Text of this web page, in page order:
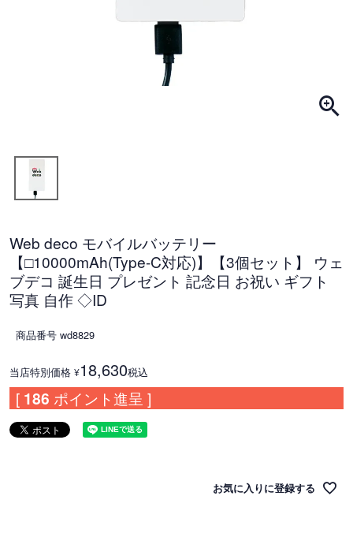
Web deco モバイルバッテリー
【□10000mAh(Type-C対応)】【3個セット】 ウェ
ブデコ 誕生日 プレゼント 記念日 お祝い ギフト
写真 自作 ◇ID
商品番号 wd8829
当店特別価格 ¥18,630税込
[ 186 ポイント進呈 ]
お気に入りに登録する